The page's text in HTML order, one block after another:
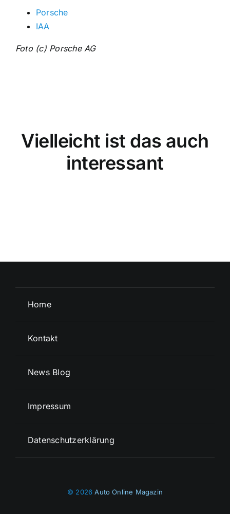
Porsche
IAA
Foto (c) Porsche AG
Vielleicht ist das auch
interessant
Home
Kontakt
News Blog
Impressum
Datenschutzerklärung
© 2026Auto Online Magazin